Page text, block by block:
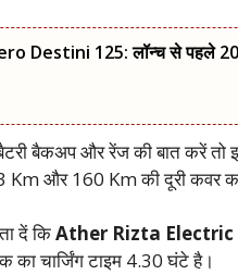
Destini 125: लॉन्‍च से पहले
बैकअप और रेंज की बात करें
Km और 160 Km की दूरी कवर
दें किAther Rizta
चार्जिंग टाइम 4.30 घंटे है।